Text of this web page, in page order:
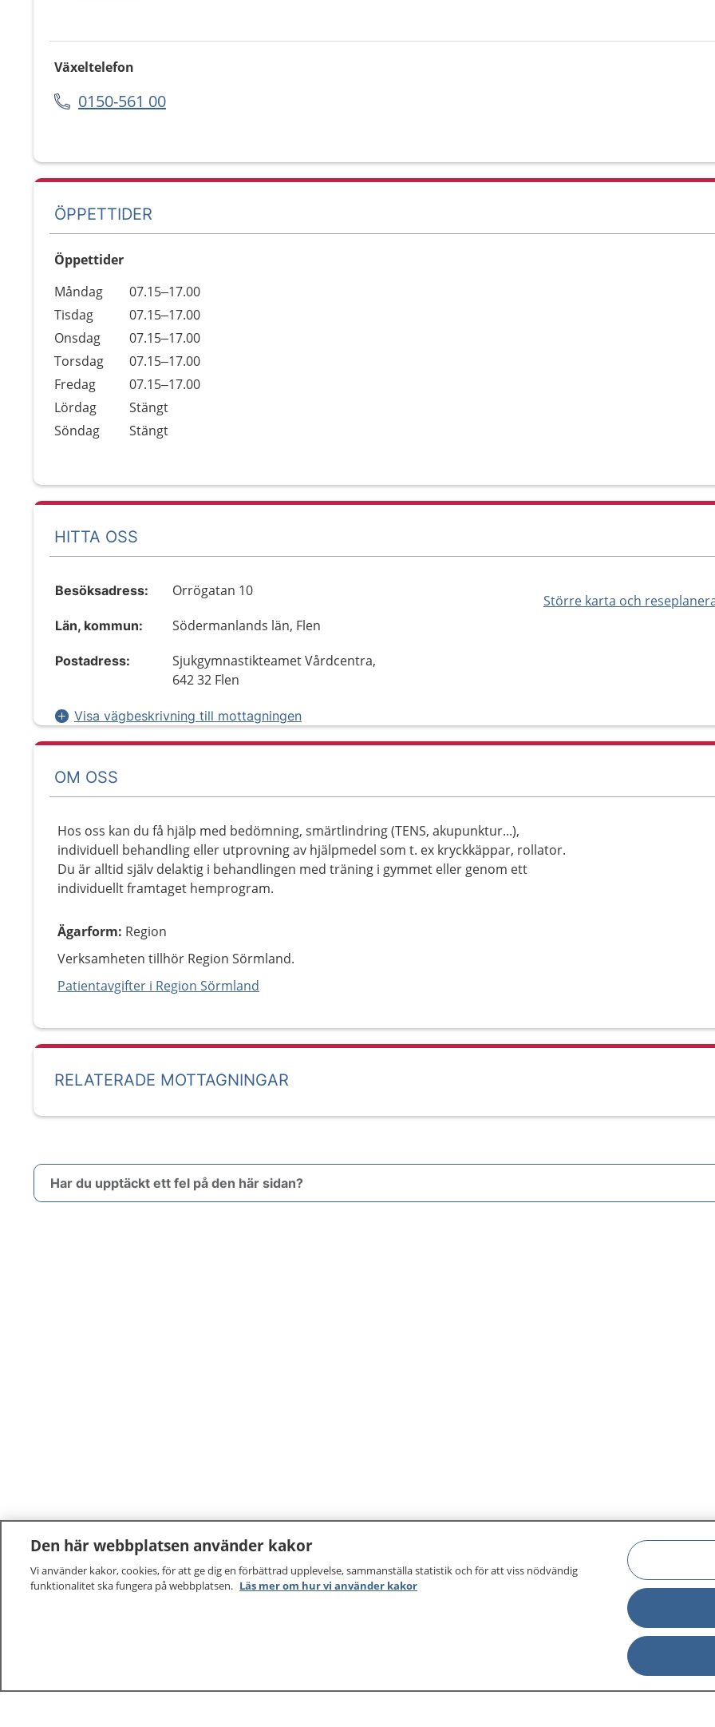
Växeltelefon
0150-561 00
ÖPPETTIDER
Öppettider
Dag
Öppettider
Kommentarer
Måndag
07.15–17.00
Tisdag
07.15–17.00
Onsdag
07.15–17.00
Torsdag
07.15–17.00
Fredag
07.15–17.00
Lördag
Stängt
Söndag
Stängt
HITTA OSS
Större karta och
Besöksadress: Orrögatan 10
Län, kommun: Södermanlands län, Flen
Postadress:
Sjukgymnastikteamet Vårdcentra,
642 32 Flen
Visa vägbeskrivning till mottagningen
OM OSS
Hos oss kan du få hjälp med bedömning, smärtlindring (TENS, akupunktur...),
individuell behandling eller utprovning av hjälpmedel som t. ex kryckkäppar, rollator.
Du är alltid själv delaktig i behandlingen med träning i gymmet eller genom ett
individuellt framtaget hemprogram.
Ägarform: Region
Verksamheten tillhör Region Sörmland.
Patientavgifter i Region Sörmland
RELATERADE MOTTAGNINGAR
Har du upptäckt ett fel på den här sidan?
Den här webbplatsen använder kakor
Vi använder kakor, cookies, för att ge dig en förbättrad upplevelse, sammanställa statistik och för att viss nödvändig
funktionalitet ska fungera på webbplatsen. Läs mer om hur vi använder kakor